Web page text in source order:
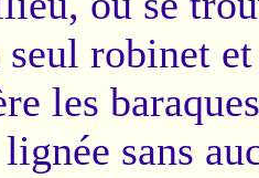
seul robinet
les
sans